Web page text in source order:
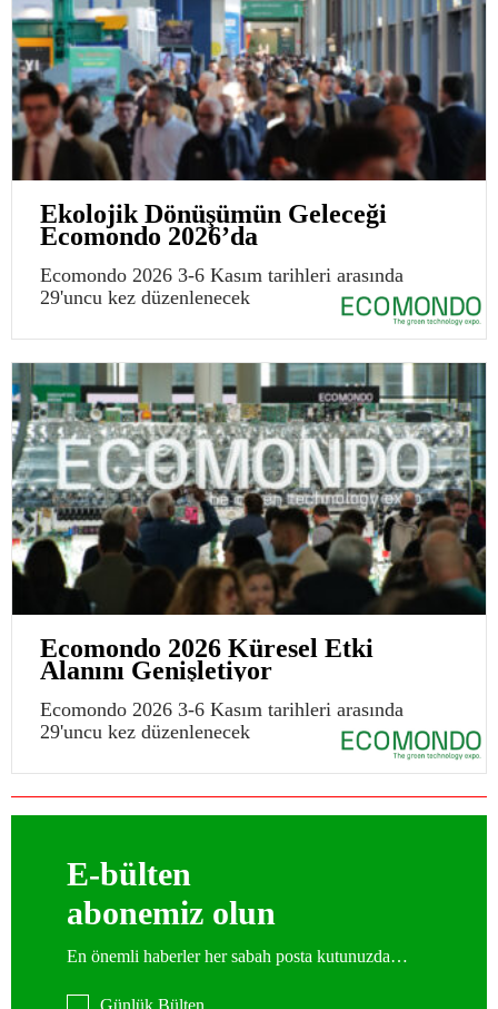
Ekolojik Dönüşümün Geleceği
Ecomondo 2026’da
Ecomondo 2026 3-6 Kasım tarihleri arasında
29'uncu kez düzenlenecek
Ecomondo 2026 Küresel Etki
Alanını Genişletiyor
Ecomondo 2026 3-6 Kasım tarihleri arasında
29'uncu kez düzenlenecek
E-bülten
abonemiz olun
En önemli haberler her sabah posta kutunuzda…
Günlük Bülten